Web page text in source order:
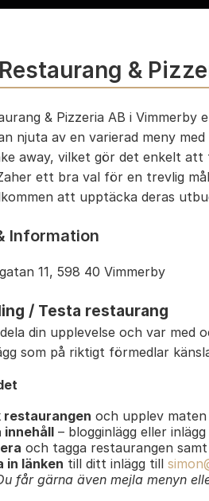
&
& Pizzeria AB i Vimmerby
njuta av en varierad meny
away, vilket gör det enkelt
ett bra val för en trevlig
att upptäcka deras
Information
11, 598 40 Vimmerby
/ Testa restaurang
din upplevelse och var med
som på riktigt förmedlar
restaurangen och upplev
innehåll – blogginlägg eller
och tagga restaurangen
in länken till ditt inlägg till
får gärna även mejla menyn